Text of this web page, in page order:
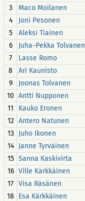
3
Maco Moilanen
4
Joni Pesonen
5
Aleksi Tiainen
6
Juha-Pekka Tolvanen
7
Lasse Romo
8
Ari Kaunisto
9
Joonas Tolvanen
10 Antti Nupponen
11
Kauko Eronen
12 Antero Natunen
13
Juho Ikonen
14
Janne Tyrväinen
15 Sanna Kaskivirta
16 Ville Kärkkäinen
17 Visa Räsänen
18
Esa Kärkkäinen